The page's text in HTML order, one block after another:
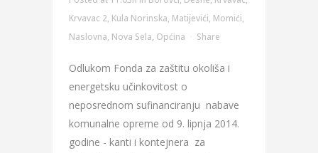
Krvavac 2, Kula Norinska, Matijevići, Momići,
Naslovna, Nova Sela, Općina Share
Odlukom Fonda za zaštitu okoliša i
energetsku učinkovitost o
neposrednom sufinanciranju nabave
komunalne opreme od 9. lipnja 2014.
godine - kanti i kontejnera za